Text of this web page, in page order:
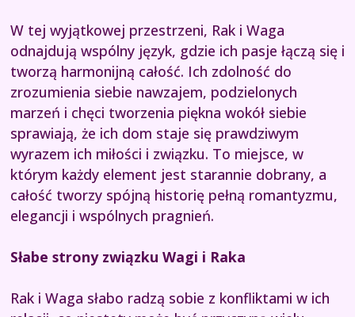
W tej wyjątkowej przestrzeni, Rak i Waga
odnajdują wspólny język, gdzie ich pasje łączą się i
tworzą harmonijną całość. Ich zdolność do
zrozumienia siebie nawzajem, podzielonych
marzeń i chęci tworzenia piękna wokół siebie
sprawiają, że ich dom staje się prawdziwym
wyrazem ich miłości i związku. To miejsce, w
którym każdy element jest starannie dobrany, a
całość tworzy spójną historię pełną romantyzmu,
elegancji i wspólnych pragnień.
Słabe strony związku Wagi i Raka
Rak i Waga słabo radzą sobie z konfliktami w ich